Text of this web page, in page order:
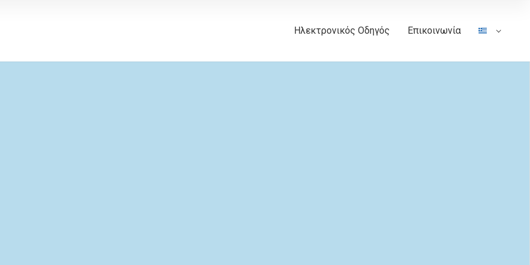
Ηλεκτρονικός Οδηγός Επικοινωνία